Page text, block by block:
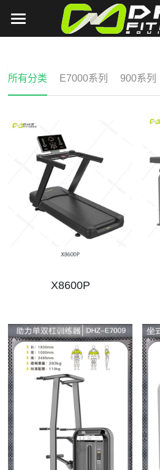
公司简介
公司相册
公司影像
DHZ
U3000系列
E7000系列
E6000系列
Y900Z系列
TITAN
T1系列
T2系列
营销场景
客户案例
2018德国FIBO展
2018上海体博会
2019上海体博会
2019北京Chinafit
新闻中心
联系我们
所有分类 E7000系列 900系列
X8600P